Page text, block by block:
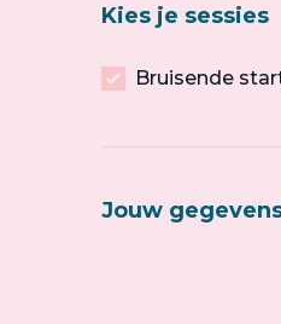
Kies je sessies
Bruisende
Jouw